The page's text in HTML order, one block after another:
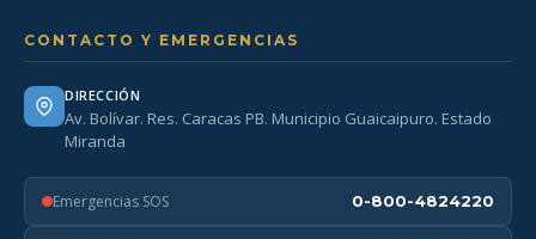
CONTACTO Y EMERGENCIAS
DIRECCIÓN
Av. Bolívar. Res. Caracas PB. Municipio Guaicaipuro. Estado
Miranda
Emergencias SOS 0-800-4824220